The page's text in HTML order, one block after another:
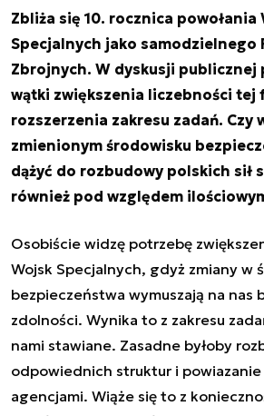
Zbliża się 10. rocznica powołania
Specjalnych jako samodzielnego
Zbrojnych. W dyskusji publicznej
wątki zwiększenia liczebności tej
rozszerzenia zakresu zadań. Czy
zmienionym środowisku
dążyć do rozbudowy polskich sił
również pod względem
Osobiście widzę potrzebę
Wojsk Specjalnych, gdyż zmiany w
bezpieczeństwa wymuszają na nas
zdolności. Wynika to z zakresu
nami stawiane. Zasadne byłoby
odpowiednich struktur i powiazanie
agencjami. Wiąże się to z